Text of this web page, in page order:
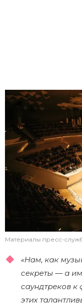
Материалы пресс-
«Нам, как
секреты — а
саундтреков к
этих